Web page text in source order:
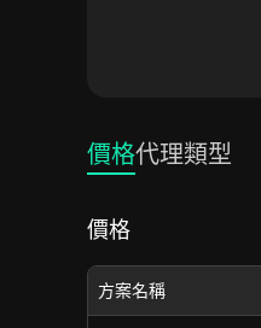
價格代理類型
價格
方案名稱